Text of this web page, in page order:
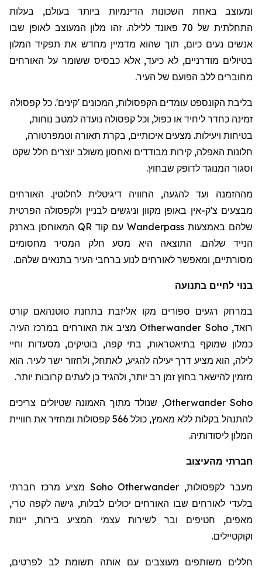
ומעוצב באחת השכונות הדינמיות ביותר בעולם, בעלות
התחלתית של 70 פאונד ללילה. זהו מלון המעוצב לאופן שבו
אנשים נעים כיום, תוך שהוא מדמיין מחדש את תפקיד המלון
בטיולים מודרניים, לא כיעד, אלא כבסיס ששומר על האורחים
מחוברים ללב הפועם של העיר.
בליבת הקונספט עומדים הקפסולות, המכונים 'קינים'. כל קפסולה
זמינה כחדר ליחיד או כפול, וכל קפסולה נועדה למטב נוחות,
בטיחות ויעילות. מצעים איכותיים, בקרת תאורה וטמפרטורה,
חלונות האפלה, קירות מבודדים ואחסון משולב יוצרים חלל שקט
וסגור המנוגד לדופק שבחוץ.
מההזמנה ועד להגעה, החוויה דיגיטלית לחלוטין. האורחים
מבצעים צ'ק-אין באופן מקוון וניגשים לבניין ולקפסולה הפרטית
שלהם באמצעות Wanderpass עם קוד QR המאוחסן בארנק
הנייד שלהם. התוצאה היא מסע חלק המסיר מחסומים
מסורתיים, ומאפשר לאורחים לנוע ברחבי העיר בתנאים שלהם.
בנוי לחיים בתנועה
במרחק רגעים ספורים מקו אליזבת בתחנת טוטנהאם קורט
רואד,
Otherwander Soho מציב את האורחים במרכז העיר.
כמלון שמוקף בתיאטראות, בתי קפה, בוטיקים, מסעדות וחיי
לילה, הוא מציע דרך יעילה להגיע, לאתחל, ולחזור ישר לעיר. הוא
מזמין להישאר בחוץ זמן רב יותר, ולהגיד כן לעתים קרובות יותר.
Otherwander Soho, שנולד מתוך האמונה שטיולים צריכים
להתנהל בקלות ללא מאמץ, כולל 566 קפסולות ומחזיר את חוויית
המלון ליסודותיה.
חברתי מהעיצוב
מעבר לקפסולות, Otherwander
Soho מציע מרכז חברתי
בלעדי לאורחים שבו האורחים יכולים לבלות, גישה לקפה טרי,
מאפים, חטיפים ובר לשירות עצמי המציע בירות, יינות
וקוקטיילים.
חללים משותפים מעוצבים עם אותה תשומת לב לפרטים,